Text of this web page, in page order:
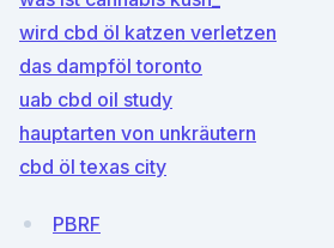
wird cbd öl katzen verletzen
das dampföl toronto
uab cbd oil study
hauptarten von unkräutern
cbd öl texas city
PBRF